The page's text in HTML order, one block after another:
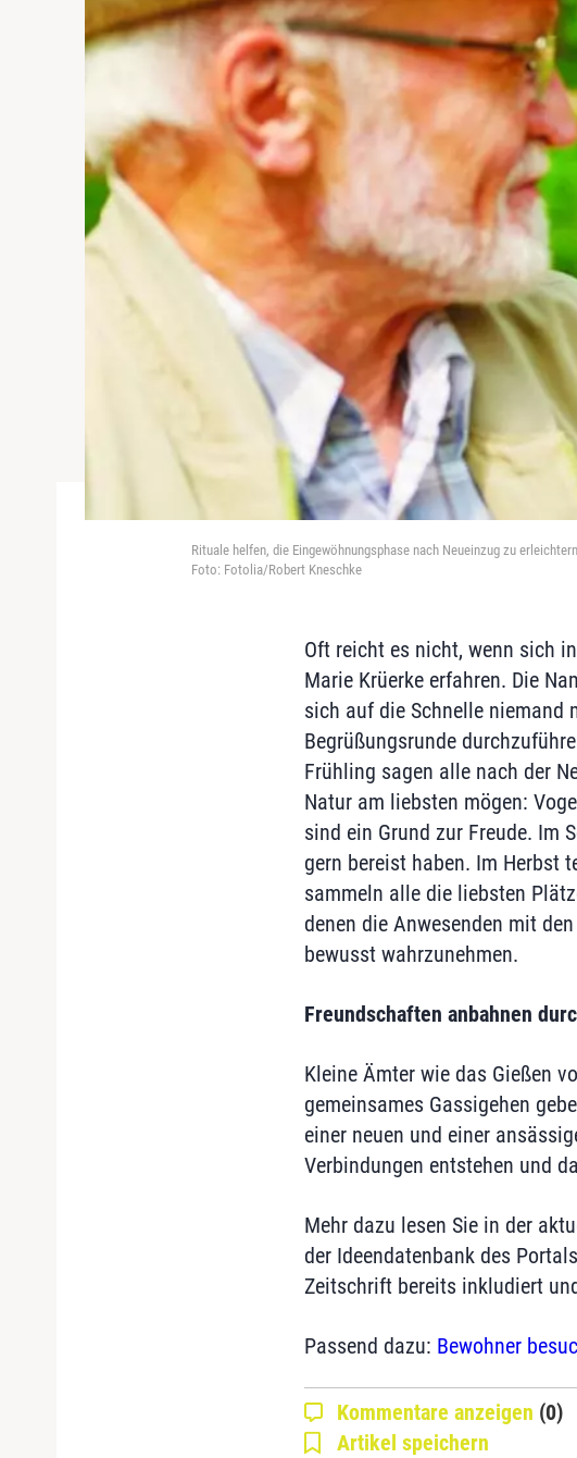
Rituale helfen, die Eingewöhnungsphase nach Neueinzug zu
Foto: Fotolia/Robert Kneschke
Oft reicht es nicht, wenn sich
Marie Krüerke erfahren. Die
sich auf die Schnelle niemand
Begrüßungsrunde
Frühling sagen alle nach der
Natur am liebsten mögen:
sind ein Grund zur Freude. Im
gern bereist haben. Im Herbst
sammeln alle die liebsten
denen die Anwesenden mit
bewusst wahrzunehmen.
Freundschaften anbahnen
Kleine Ämter wie das Gießen
gemeinsames Gassigehen
einer neuen und einer
Verbindungen entstehen und
Mehr dazu lesen Sie in der
der Ideendatenbank des Portals
Zeitschrift bereits inkludiert
Passend dazu: Bewohner
Kommentare anzeigen (0)
Artikel speichern